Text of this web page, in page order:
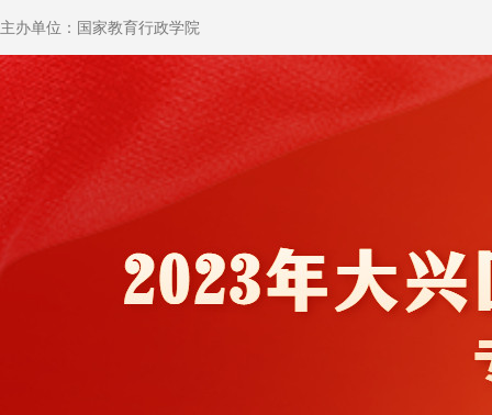
主办单位：国家教育行政学院